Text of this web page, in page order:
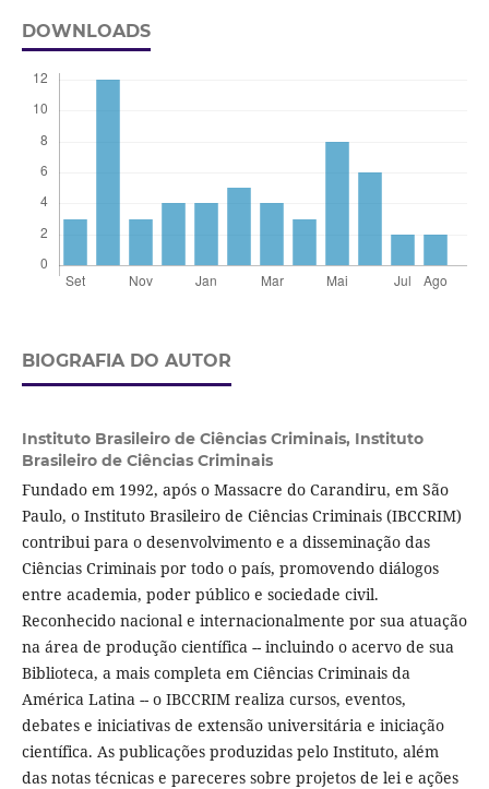
DOWNLOADS
BIOGRAFIA DO AUTOR
Instituto Brasileiro de Ciências Criminais, Instituto
Brasileiro de Ciências Criminais
Fundado em 1992, após o Massacre do Carandiru, em São
Paulo, o Instituto Brasileiro de Ciências Criminais (IBCCRIM)
contribui para o desenvolvimento e a disseminação das
Ciências Criminais por todo o país, promovendo diálogos
entre academia, poder público e sociedade civil.
Reconhecido nacional e internacionalmente por sua atuação
na área de produção científica -- incluindo o acervo de sua
Biblioteca, a mais completa em Ciências Criminais da
América Latina -- o IBCCRIM realiza cursos, eventos,
debates e iniciativas de extensão universitária e iniciação
científica. As publicações produzidas pelo Instituto, além
das notas técnicas e pareceres sobre projetos de lei e ações